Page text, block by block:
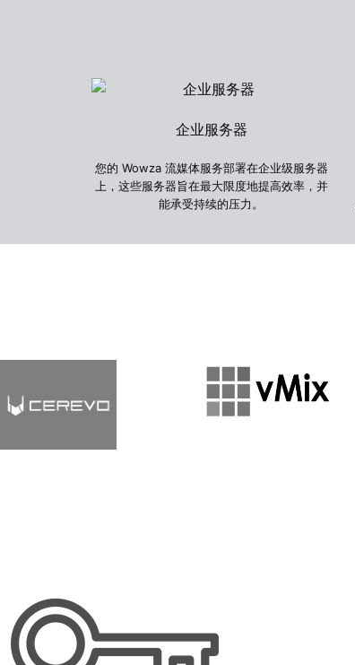
企业服务器
您的 Wowza 流媒体服务部署在企业级服务器
上，这些服务器旨在最大限度地提高效率，并
能承受持续的压力。